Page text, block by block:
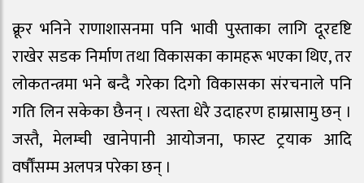
क्रूर भनिने राणाशासनमा पनि भावी पुस्ताका लागि दूरदृष्टि
राखेर सडक निर्माण तथा विकासका कामहरू भएका थिए, तर
लोकतन्त्रमा भने बन्दै गरेका दिगो विकासका संरचनाले पनि
गति लिन सकेका छैनन् । त्यस्ता धेरै उदाहरण हाम्रासामु छन् ।
जस्तै, मेलम्ची खानेपानी आयोजना, फास्ट ट्रयाक आदि
वर्षौंसम्म अलपत्र परेका छन् ।